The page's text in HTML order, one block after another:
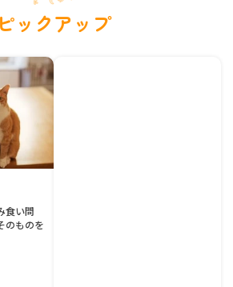
ピックアップ
食い問
のものを